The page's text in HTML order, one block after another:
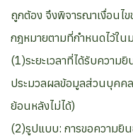
ถูกต้อง จึงพิจารณาเงื่อนไ
กฎหมายตามที่กำหนดไว้ใน
(1)ระยะเวลาที่ได้รับความ
ประมวลผลข้อมูลส่วนบุคค
ย้อนหลังไม่ได้)
(2)รูปแบบ: การขอความยิ